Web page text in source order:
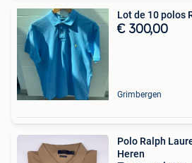
Lot de 10 polos
€ 300,00
Grimbergen
Polo Ralph
Heren